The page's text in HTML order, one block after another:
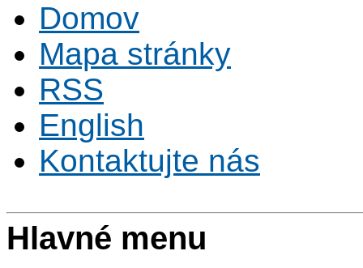
Domov
Mapa stránky
RSS
English
Kontaktujte nás
Hlavné menu